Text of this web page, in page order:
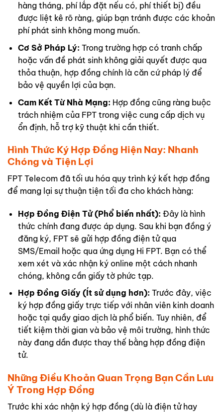
hàng tháng, phí lắp đặt nếu có, phí thiết bị) đều
được liệt kê rõ ràng, giúp bạn tránh được các khoản
phí phát sinh không mong muốn.
Cơ Sở Pháp Lý: Trong trường hợp có tranh chấp
hoặc vấn đề phát sinh không giải quyết được qua
thỏa thuận, hợp đồng chính là căn cứ pháp lý để
bảo vệ quyền lợi của bạn.
Cam Kết Từ Nhà Mạng: Hợp đồng cũng ràng buộc
trách nhiệm của FPT trong việc cung cấp dịch vụ
ổn định, hỗ trợ kỹ thuật khi cần thiết.
Hình Thức Ký Hợp Đồng Hiện Nay: Nhanh
Chóng và Tiện Lợi
FPT Telecom đã tối ưu hóa quy trình ký kết hợp đồng
để mang lại sự thuận tiện tối đa cho khách hàng:
Hợp Đồng Điện Tử (Phổ biến nhất): Đây là hình
thức chính đang được áp dụng. Sau khi bạn đồng ý
đăng ký, FPT sẽ gửi hợp đồng điện tử qua
SMS/Email hoặc qua ứng dụng Hi FPT. Bạn có thể
xem xét và xác nhận ký online một cách nhanh
chóng, không cần giấy tờ phức tạp.
Hợp Đồng Giấy (Ít sử dụng hơn): Trước đây, việc
ký hợp đồng giấy trực tiếp với nhân viên kinh doanh
hoặc tại quầy giao dịch là phổ biến. Tuy nhiên, để
tiết kiệm thời gian và bảo vệ môi trường, hình thức
này đang dần được thay thế bằng hợp đồng điện
tử.
Những Điều Khoản Quan Trọng Bạn Cần Lưu
Ý Trong Hợp Đồng
Trước khi xác nhận ký hợp đồng (dù là điện tử hay